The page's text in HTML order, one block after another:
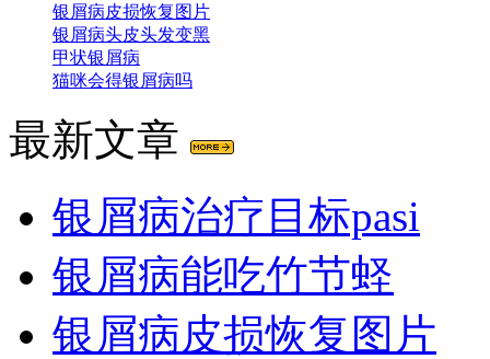
银屑病皮损恢复图片
银屑病头皮头发变黑
甲状银屑病
猫咪会得银屑病吗
最新文章
银屑病治疗目标pasi
银屑病能吃竹节蛏
银屑病皮损恢复图片